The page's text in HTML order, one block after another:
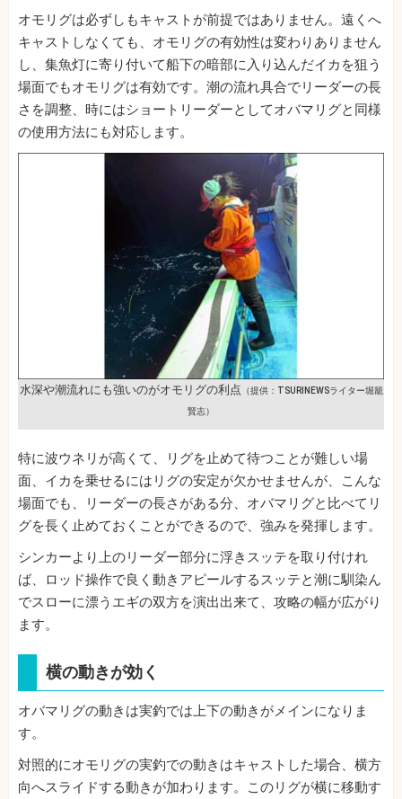
オモリグは必ずしもキャストが前提ではありません。遠くへ
キャストしなくても、オモリグの有効性は変わりありません
し、集魚灯に寄り付いて船下の暗部に入り込んだイカを狙う
場面でもオモリグは有効です。潮の流れ具合でリーダーの長
さを調整、時にはショートリーダーとしてオバマリグと同様
の使用方法にも対応します。
水深や潮流れにも強いのがオモリグの利点 （提供：TSURINEWSライター堀籠
賢志）
特に波ウネリが高くて、リグを止めて待つことが難しい場
面、イカを乗せるにはリグの安定が欠かせませんが、こんな
場面でも、リーダーの長さがある分、オバマリグと比べてリ
グを長く止めておくことができるので、強みを発揮します。
シンカーより上のリーダー部分に浮きスッテを取り付けれ
ば、ロッド操作で良く動きアピールするスッテと潮に馴染ん
でスローに漂うエギの双方を演出出来て、攻略の幅が広がり
ます。
横の動きが効く
オバマリグの動きは実釣では上下の動きがメインになりま
す。
対照的にオモリグの実釣での動きはキャストした場合、横方
向へスライドする動きが加わります。このリグが横に移動す